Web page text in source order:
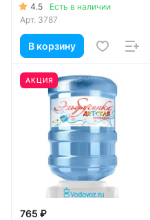
4.5
Есть в наличии
Арт. 3787
В корзину
АКЦИЯ
765 ₽